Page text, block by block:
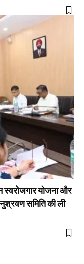
स्वरोजगार योजना और
समिति की ली